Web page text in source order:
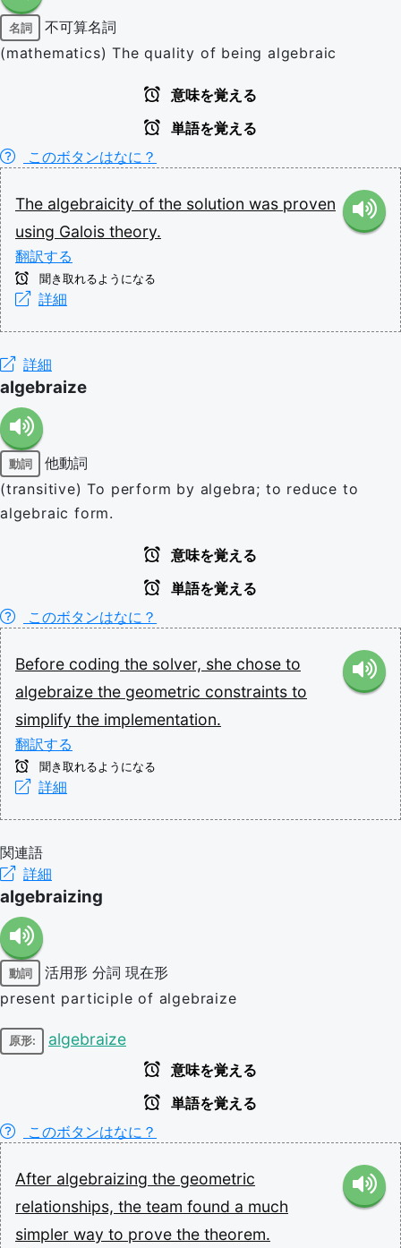
名詞
不可算名詞
(mathematics) The quality of being algebraic
意味を覚える
単語を覚える
このボタンはなに？
The algebraicity of the solution was proven
using Galois theory.
翻訳する
聞き取れるようになる
詳細
詳細
algebraize
動詞
他動詞
(transitive) To perform by algebra; to reduce to
algebraic form.
意味を覚える
単語を覚える
このボタンはなに？
Before coding the solver, she chose to
algebraize the geometric constraints to
simplify the implementation.
翻訳する
聞き取れるようになる
詳細
関連語
詳細
algebraizing
動詞 活用形 分詞 現在形
present participle of algebraize
原形: algebraize
意味を覚える
単語を覚える
このボタンはなに？
After algebraizing the geometric
relationships, the team found a much
simpler way to prove the theorem.